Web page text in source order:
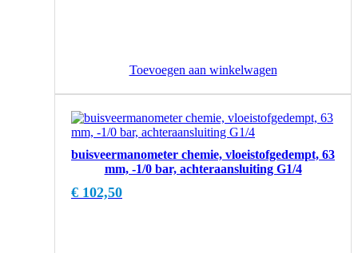
Toevoegen aan winkelwagen
buisveermanometer chemie, vloeistofgedempt, 63
mm, -1/0 bar, achteraansluiting G1/4
€ 102,50